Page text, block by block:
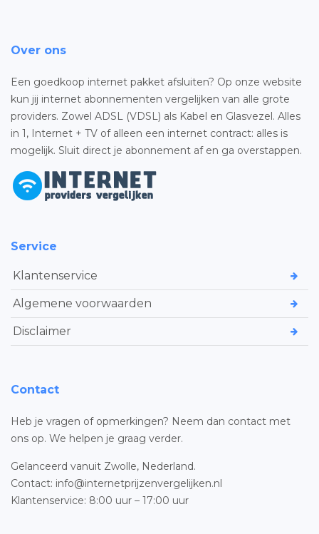
Over ons
Een goedkoop internet pakket afsluiten? Op onze website
kun jij internet abonnementen vergelijken van alle grote
providers. Zowel ADSL (VDSL) als Kabel en Glasvezel. Alles
in 1, Internet + TV of alleen een internet contract: alles is
mogelijk. Sluit direct je abonnement af en ga overstappen.
Service
Klantenservice
Algemene voorwaarden
Disclaimer
Contact
Heb je vragen of opmerkingen? Neem dan contact met
ons op. We helpen je graag verder.
Gelanceerd vanuit Zwolle, Nederland.
Contact: info@internetprijzenvergelijken.nl
Klantenservice: 8:00 uur – 17:00 uur